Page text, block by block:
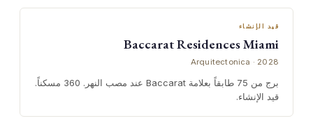
قيد الإنشاء
Baccarat Residences Miami
Arquitectonica · 2028
برج من 75 طابقاً بعلامة Baccarat عند مصب النهر. 360 مسكناً.
قيد الإنشاء.